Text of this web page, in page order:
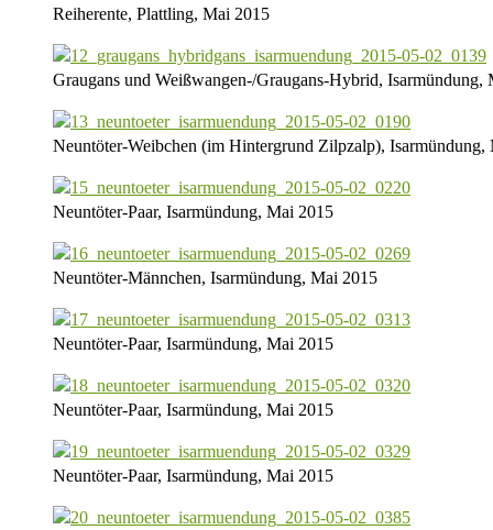
Reiherente, Plattling, Mai 2015
Graugans und Weißwangen-/Graugans-Hybrid, Isarmündung,
Neuntöter-Weibchen (im Hintergrund Zilpzalp), Isarmündung,
Neuntöter-Paar, Isarmündung, Mai 2015
Neuntöter-Männchen, Isarmündung, Mai 2015
Neuntöter-Paar, Isarmündung, Mai 2015
Neuntöter-Paar, Isarmündung, Mai 2015
Neuntöter-Paar, Isarmündung, Mai 2015